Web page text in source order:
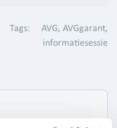
Tags: AVG AVGgarant
informatiesessie